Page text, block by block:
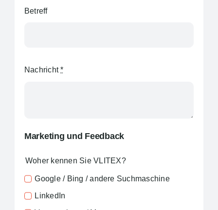
Betreff
Nachricht*
Marketing und Feedback
Woher kennen Sie VLITEX?
Google / Bing / andere Suchmaschine
LinkedIn